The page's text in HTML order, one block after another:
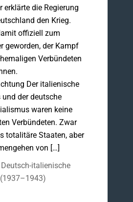
erklärte die Regierung
den Krieg.
offiziell zum
geworden, der Kampf
Verbündeten
Der italienische
der deutsche
waren keine
Verbündeten. Zwar
totalitäre Staaten, aber
von […]
Deutsch-italienische